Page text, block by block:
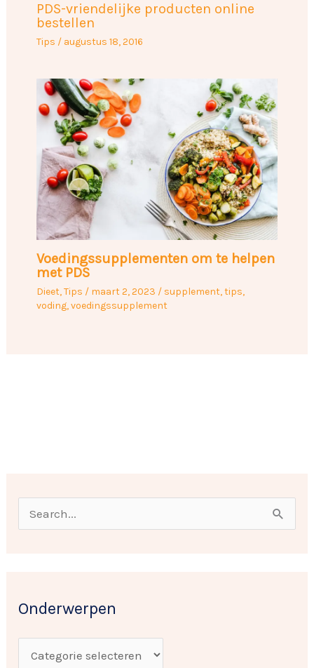
PDS-vriendelijke producten online
bestellen
Tips / augustus 18, 2016
Voedingssupplementen om te helpen
met PDS
Dieet,Tips / maart 2, 2023 / supplement,tips,
voding,voedingssupplement
n
a
Onderwerpen
d
w